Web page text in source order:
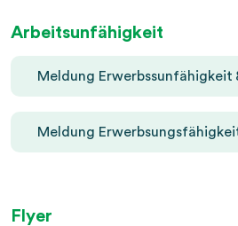
Arbeitsunfähigkeit
Meldung Erwerbssunfähigkeit
Meldung
Flyer